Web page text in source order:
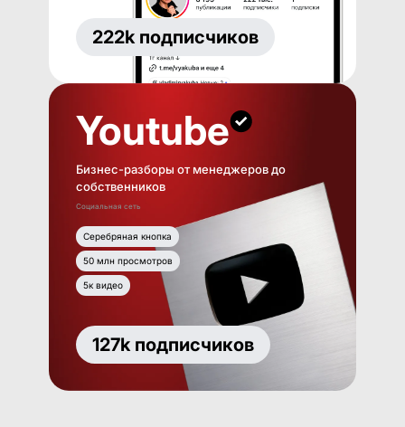
222k подписчиков
Youtube
Бизнес-разборы от менеджеров до
собственников
Социальная сеть
Серебряная кнопка
50 млн просмотров
5к видео
127k подписчиков